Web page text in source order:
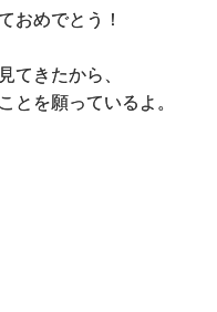
おめでとう！
てきたから、
とを願っているよ。